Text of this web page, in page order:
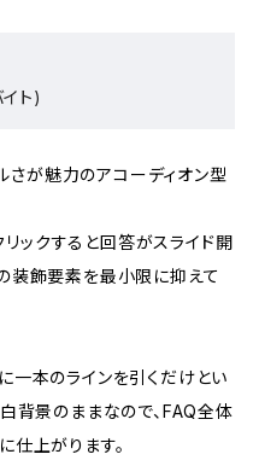
ト)
が魅力のアコーディオン型
ックすると回答がスライド開
装飾要素を最小限に抑えて
一本のラインを引くだけとい
背景のままなので、FAQ全体
仕上がります。